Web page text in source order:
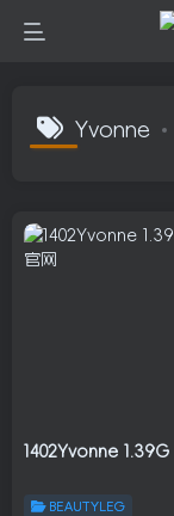
Yvonne
1402Yvonne 1.39G
BEAUTYLEG